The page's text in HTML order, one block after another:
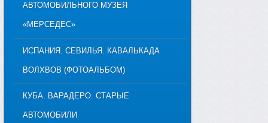
АВТОМОБИЛЬНОГО МУЗЕЯ
«МЕРСЕДЕС»
ИСПАНИЯ. СЕВИЛЬЯ. КАВАЛЬКАДА
ВОЛХВОВ (ФОТОАЛЬБОМ)
КУБА. ВАРАДЕРО. СТАРЫЕ
АВТОМОБИЛИ